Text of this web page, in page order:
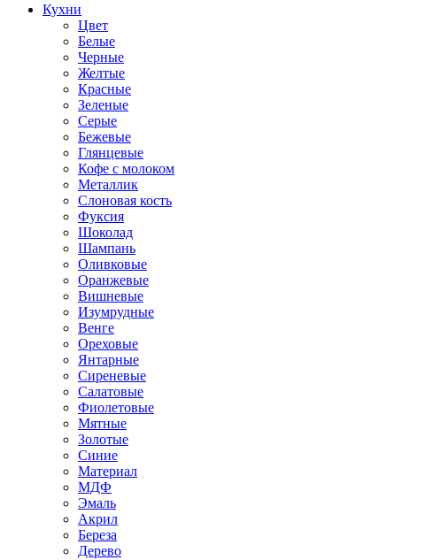
Кухни
Цвет
Белые
Черные
Желтые
Красные
Зеленые
Серые
Бежевые
Глянцевые
Кофе с молоком
Металлик
Слоновая кость
Фуксия
Шоколад
Шампань
Оливковые
Оранжевые
Вишневые
Изумрудные
Венге
Ореховые
Янтарные
Сиреневые
Салатовые
Фиолетовые
Мятные
Золотые
Синие
Материал
МДФ
Эмаль
Акрил
Береза
Дерево